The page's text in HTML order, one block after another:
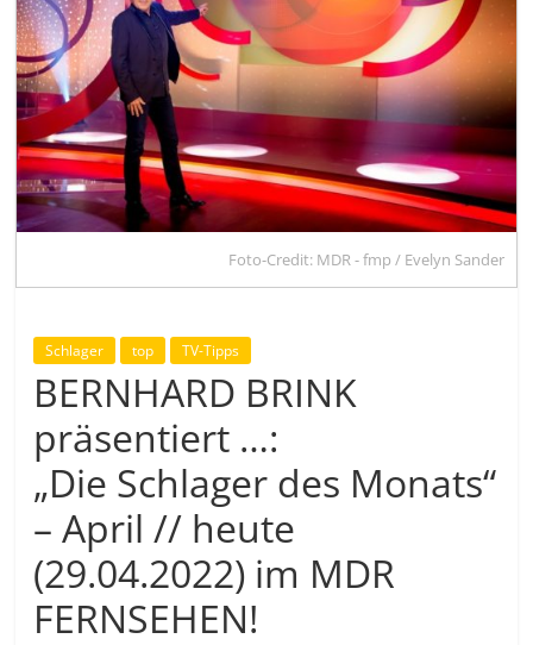
Foto-Credit: MDR - fmp / Evelyn Sander
Schlager top TV-Tipps
BERNHARD BRINK
präsentiert …:
„Die Schlager des Monats“
– April // heute
(29.04.2022) im MDR
FERNSEHEN!